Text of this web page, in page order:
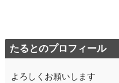
たるとのプロフィール
よろしくお願いします